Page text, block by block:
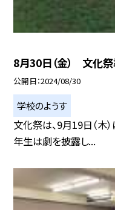
8月30日（金） 文化
公開日 2024/08/30
学校のようす
文化祭は、9月19日（木
年生は劇を披露し...